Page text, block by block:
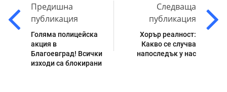
Предишна
публикация
Голяма полицейска
акция в
Благоевград! Всички
изходи са блокирани
Следваща
публикация
Хорър реалност:
Какво се случва
напоследък у нас